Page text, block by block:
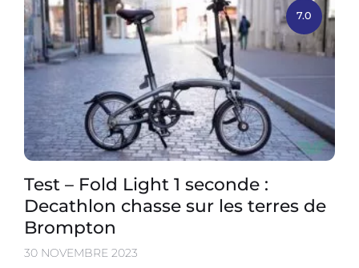
7.0
Test – Fold Light 1 seconde :
Decathlon chasse sur les terres de
Brompton
30 NOVEMBRE 2023